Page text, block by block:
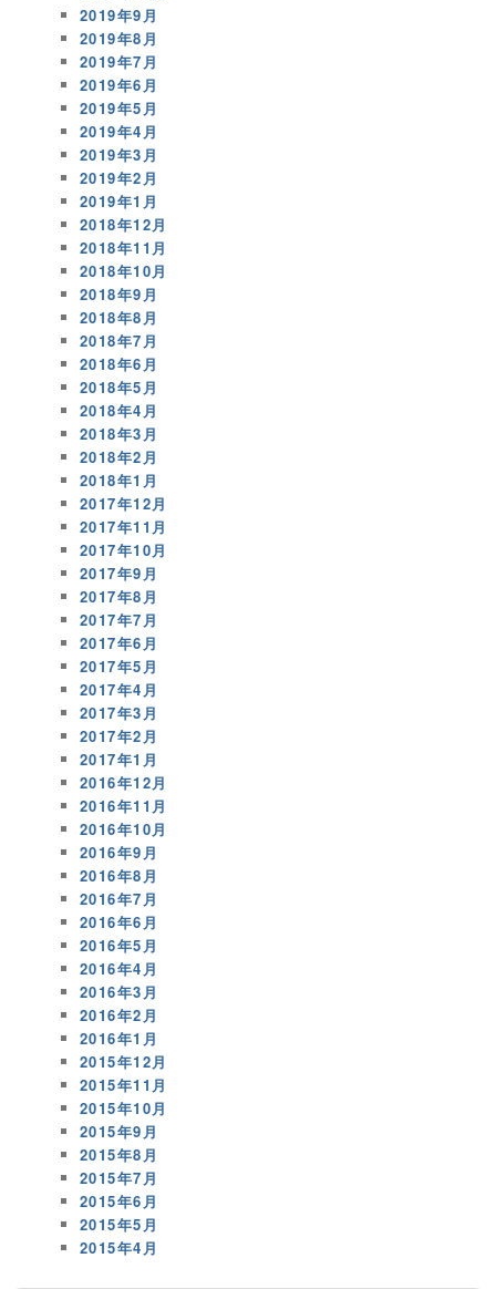
2019年9月
2019年8月
2019年7月
2019年6月
2019年5月
2019年4月
2019年3月
2019年2月
2019年1月
2018年12月
2018年11月
2018年10月
2018年9月
2018年8月
2018年7月
2018年6月
2018年5月
2018年4月
2018年3月
2018年2月
2018年1月
2017年12月
2017年11月
2017年10月
2017年9月
2017年8月
2017年7月
2017年6月
2017年5月
2017年4月
2017年3月
2017年2月
2017年1月
2016年12月
2016年11月
2016年10月
2016年9月
2016年8月
2016年7月
2016年6月
2016年5月
2016年4月
2016年3月
2016年2月
2016年1月
2015年12月
2015年11月
2015年10月
2015年9月
2015年8月
2015年7月
2015年6月
2015年5月
2015年4月